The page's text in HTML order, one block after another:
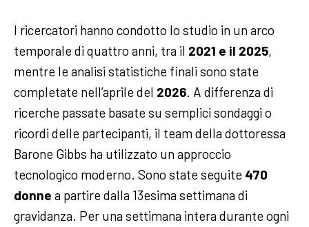
I ricercatori hanno condotto lo studio in un arco
temporale di quattro anni, tra il 2021 e il 2025,
mentre le analisi statistiche finali sono state
completate nell’aprile del 2026. A differenza di
ricerche passate basate su semplici sondaggi o
ricordi delle partecipanti, il team della dottoressa
Barone Gibbs ha utilizzato un approccio
tecnologico moderno. Sono state seguite 470
donne a partire dalla 13esima settimana di
gravidanza. Per una settimana intera durante ogni